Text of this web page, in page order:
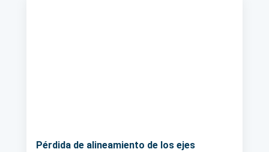
Pérdida de alineamiento de los ejes